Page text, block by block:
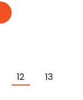
12
13